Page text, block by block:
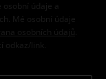
údaje a
Mé osobní údaje
osobních údajů
link.